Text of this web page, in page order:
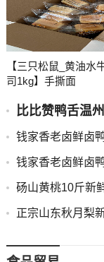
【三只松鼠_黄油水
司1kg】手撕面
比比赞鸭舌温
钱家香老卤鲜卤
钱家香老卤鲜卤
砀山黄桃10斤新
正宗山东秋月梨